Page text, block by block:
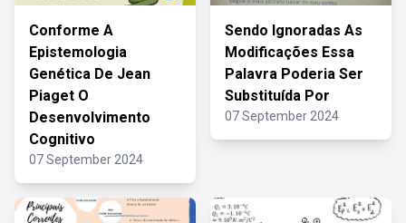
Conforme A
Epistemologia
Genética De Jean
Piaget O
Desenvolvimento
Cognitivo
07 September 2024
Sendo Ignoradas As
Modificações Essa
Palavra Poderia Ser
Substituída Por
07 September 2024